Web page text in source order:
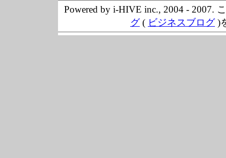
Powered by i-HIVE inc., 2004 - 2007.
グ( ビジネスブログ)